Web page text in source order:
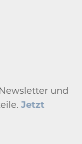
und
Jetzt